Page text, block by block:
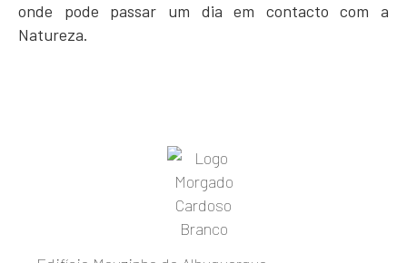
onde pode passar um dia em contacto com a
Natureza.